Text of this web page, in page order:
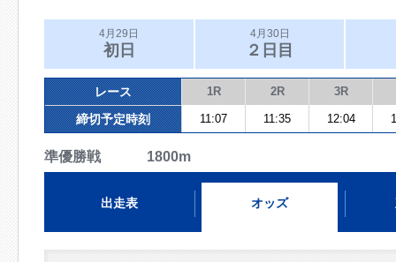
4月29日
初日
4月30日
２日目
レース 1R 2R 3R
締切予定時刻 11:07 11:35 12:04
準優勝戦 1800m
出走表 オッズ